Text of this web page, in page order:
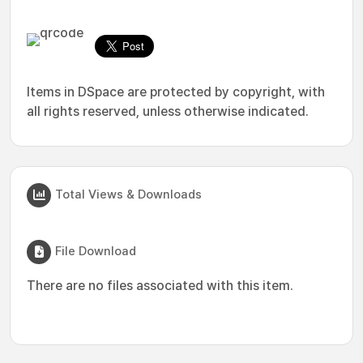
Items in DSpace are protected by copyright, with
all rights reserved, unless otherwise indicated.
Total Views & Downloads
File Download
There are no files associated with this item.